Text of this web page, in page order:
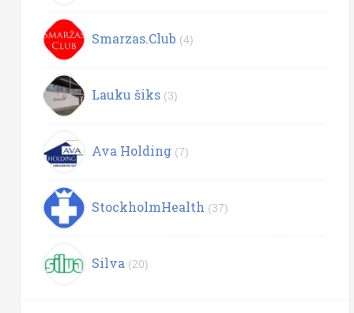
Smarzas.Club (4)
Lauku šiks (3)
Ava Holding (7)
StockholmHealth (37)
Silva (20)